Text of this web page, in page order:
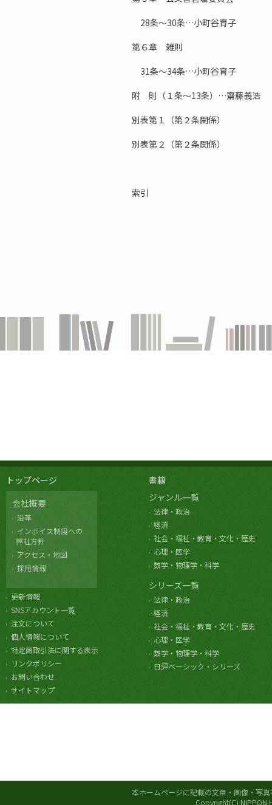
28条～30条…小町谷育子
第６章 雑則
31条～34条…小町谷育子
附 則（１条～13条）…齋藤義浩
別表第１（第２条関係）
別表第２（第２条関係）
索引
トップページ
会社概要
沿革
インボイス制度への
弊社方針
アクセス・地図
採用情報
更新情報
SNSアカウント一覧
注文について
個人情報について
特定商取引法に関する表示
リンクポリシー
お問い合わせ
サイトマップ
書籍
ジャンル一覧
法律・政治
経済
社会・福祉・教育・文化・歴史
心理・医学
数学・物理学・科学
シリーズ一覧
法律・政治
経済
社会・福祉・教育・文化・歴史
心理・医学
数学・物理学・科学
日評ベーシック・シリーズ
本ホームページに記載の文章・画像・写
Copyright(C) NIPPON